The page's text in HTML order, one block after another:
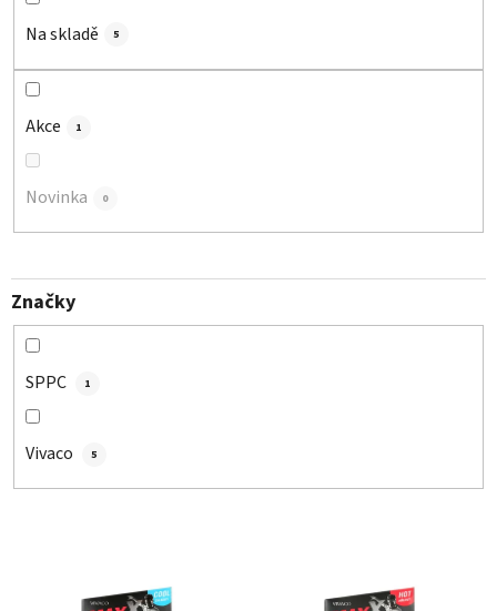
u
Na skladě 5
Akce 1
Novinka 0
Značky
SPPC 1
Vivaco 5